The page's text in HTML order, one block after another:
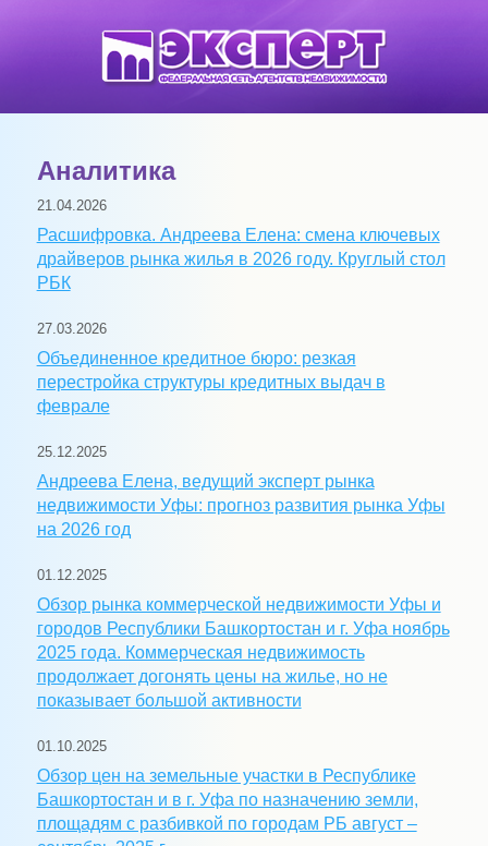
Аналитика
21.04.2026
Расшифровка. Андреева Елена: смена ключевых
драйверов рынка жилья в 2026 году. Круглый стол
РБК
27.03.2026
Объединенное кредитное бюро: резкая
перестройка структуры кредитных выдач в
феврале
25.12.2025
Андреева Елена, ведущий эксперт рынка
недвижимости Уфы: прогноз развития рынка Уфы
на 2026 год
01.12.2025
Обзор рынка коммерческой недвижимости Уфы и
городов Республики Башкортостан и г. Уфа ноябрь
2025 года. Коммерческая недвижимость
продолжает догонять цены на жилье, но не
показывает большой активности
01.10.2025
Обзор цен на земельные участки в Республике
Башкортостан и в г. Уфа по назначению земли,
площадям с разбивкой по городам РБ август –